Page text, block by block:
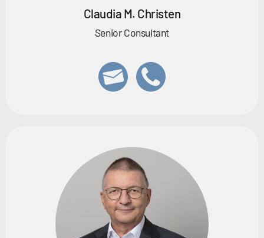
Claudia M. Christen
Senior Consultant